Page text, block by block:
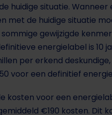
huidige situatie.
met de huidige situatie
gewijzigde
energielabel is 10
per erkend
voor een definitief
kosten voor een
€190 kosten. Dit